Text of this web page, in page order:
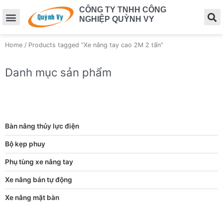
CÔNG TY TNHH CÔNG
NGHIỆP QUỲNH VY
Home / Products tagged “Xe nâng tay cao 2M 2 tấn”
Danh mục sản phẩm
Bàn nâng thủy lực điện
Bộ kẹp phuy
Phụ tùng xe nâng tay
Xe nâng bán tự động
Xe nâng mặt bàn